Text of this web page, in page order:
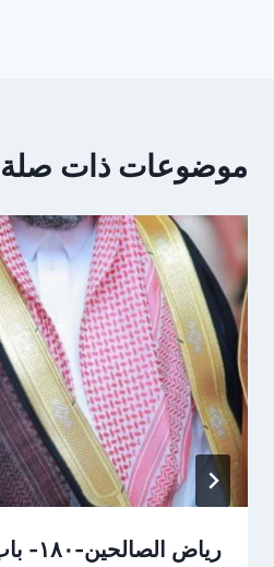
موضوعات ذات صلة
رياض